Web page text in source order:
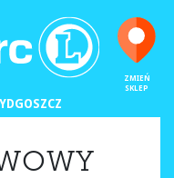
ZMIEŃ
SKLEP